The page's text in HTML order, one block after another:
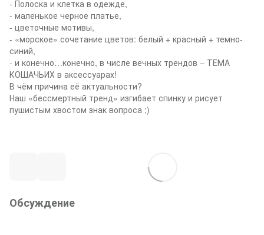
- Полоска и клетка в одежде,
- маленькое черное платье,
- цветочные мотивы,
- «морское» сочетание цветов: белый + красный + темно-
синий,
- и конечно…конечно, в числе вечных трендов – ТЕМА
КОШАЧЬИХ в аксессуарах!
В чём причина её актуальности?
Наш «бессмертный тренд» изгибает спинку и рисует
пушистым хвостом знак вопроса ;)
Обсуждение